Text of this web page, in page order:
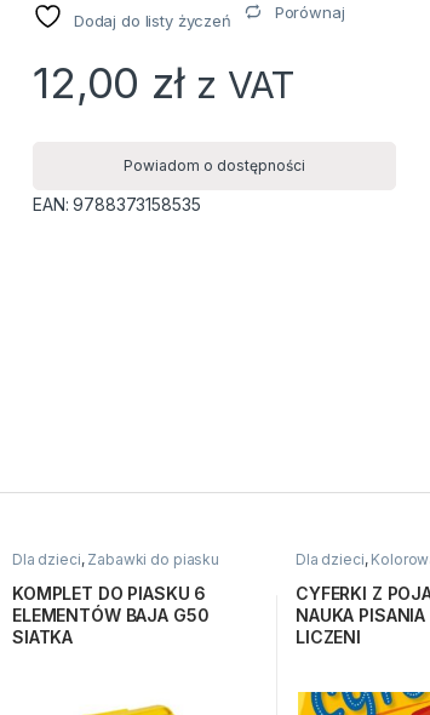
Dodaj do listy życzeń Porównaj
12,00 zł z VAT
Powiadom o dostępności
EAN:9788373158535
Dla dzieci, Zabawki do piasku
KOMPLET DO PIASKU 6
ELEMENTÓW BAJA G50
SIATKA
Dla dzieci,
CYFERKI Z
NAUKA PISANIA
LICZENI